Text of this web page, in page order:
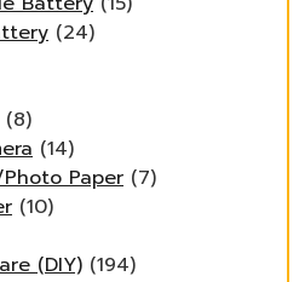
(24)
(8)
(14)
Paper (7)
(10)
(DIY) (194)